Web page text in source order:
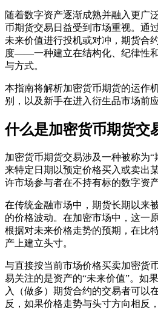
随着数字资产逐渐成熟并融入更广
币期货交易日益受到市场重视。通
未来价值进行投机或对冲，期货合
度——一种建立在结构化、纪律性
与方式。
本指南将解析加密货币期货的运作
别，以及新手在进入衍生品市场前
什么是加密货币期货交
加密货币期货交易涉及一种被称为
来特定日期以预定价格买入或卖出
许市场参与者在不持有标的数字资
在传统金融市场中，期货长期以来
的价格波动。在加密市场中，这一
根据对未来价格走势的预期，在比
产上建立头寸。
与直接按当前市场价格买卖加密货
易关注的是资产的“未来价值”。如
入（做多）期货合约的交易者可以
反，如果价格走势与头寸方向相反